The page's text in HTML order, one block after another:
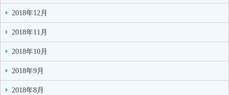
2018年12月
2018年11月
2018年10月
2018年9月
2018年8月